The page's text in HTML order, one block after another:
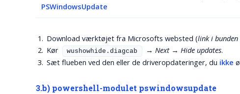
PSWindowsUpdate
Download værktøjet fra Microsofts websted (link i
Kør
wushowhide.diagcab → Next→ Hide updates.
Sæt flueben ved den eller de driveropdateringer, du ikke
3.b) powershell-modulet pswindowsupdate